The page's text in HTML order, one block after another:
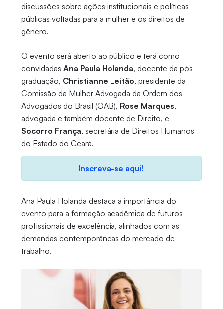
discussões sobre ações institucionais e políticas
públicas voltadas para a mulher e os direitos de
gênero.
O evento será aberto ao público e terá como
convidadas Ana Paula Holanda, docente da pós-
graduação, Christianne Leitão, presidente da
Comissão da Mulher Advogada da Ordem dos
Advogados do Brasil (OAB), Rose Marques,
advogada e também docente de Direito, e
Socorro França, secretária de Direitos Humanos
do Estado do Ceará.
Inscreva-se aqui!
Ana Paula Holanda destaca a importância do
evento para a formação acadêmica de futuros
profissionais de excelência, alinhados com as
demandas contemporâneas do mercado de
trabalho.